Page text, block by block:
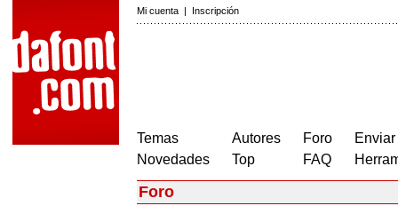
Mi cuenta | Inscripción
Temas
Novedades
Autores
Top
Foro
FAQ
Foro